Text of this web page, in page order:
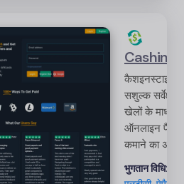
कैशइनस्टाइल
सशुल्क
खेलों के माध्यम
ऑनलाइन पैसा
कमाने का
प्रदान करता
इस प्लेटफॉर्म को
भुगतान विधि: